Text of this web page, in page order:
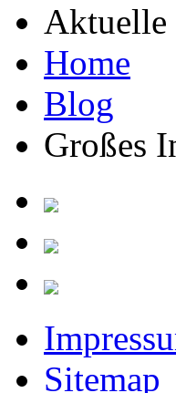
Aktuelle
Home
Blog
Großes
Sitemap